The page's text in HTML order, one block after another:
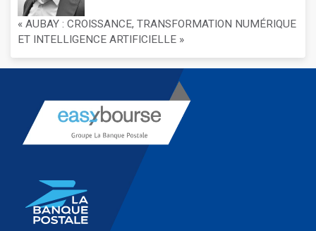
« AUBAY : CROISSANCE, TRANSFORMATION NUMÉRIQUE
ET INTELLIGENCE ARTIFICIELLE »